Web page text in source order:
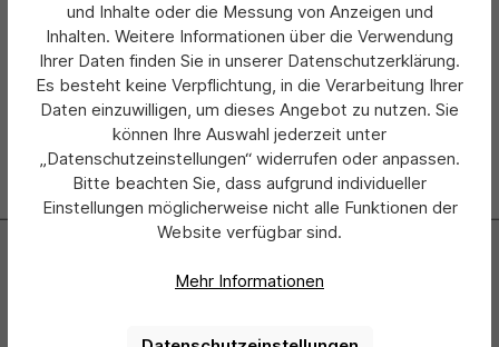
Bewertungen
Hersteller
und Inhalte oder die Messung von Anzeigen und
Inhalten. Weitere Informationen über die Verwendung
Ihrer Daten finden Sie in unserer Datenschutzerklärung.
Es besteht keine Verpflichtung, in die Verarbeitung Ihrer
Daten einzuwilligen, um dieses Angebot zu nutzen. Sie
können Ihre Auswahl jederzeit unter
„Datenschutzeinstellungen“ widerrufen oder anpassen.
Bitte beachten Sie, dass aufgrund individueller
Einstellungen möglicherweise nicht alle Funktionen der
Website verfügbar sind.
Mehr Informationen